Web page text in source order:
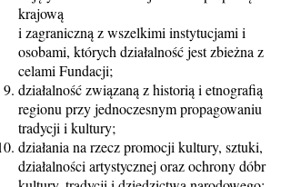
krajową
i zagraniczną z wszelkimi instytucjami i
osobami, których działalność jest zbieżna z
celami Fundacji;
działalność związaną z historią i etnografią
regionu przy jednoczesnym propagowaniu
tradycji i kultury;
działania na rzecz promocji kultury, sztuki,
działalności artystycznej oraz ochrony dóbr